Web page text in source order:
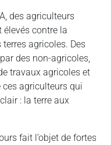
des agriculteurs
contre la
terres agricoles. Des
des non-agricoles,
travaux agricoles et
agriculteurs qui
: la terre aux
fait l’objet de fortes